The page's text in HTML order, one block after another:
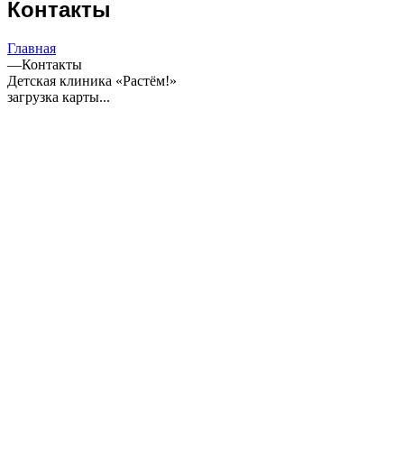
Контакты
Главная
—Контакты
Детская клиника «Растём!»
загрузка карты...